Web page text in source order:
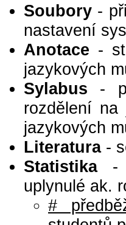
Soubory -
nastavení
Anotace -
jazykových
Sylabus -
rozdělení
jazykových
Literatura-
Statistika-
uplynulé ak.
#